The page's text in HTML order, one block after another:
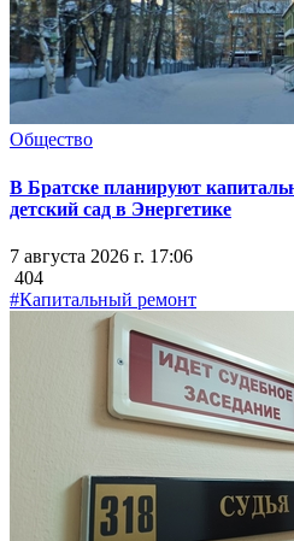
Общество
В Братске планируют
детский сад в Энергетике
7 августа 2026 г. 17:06
404
#Капитальный ремонт